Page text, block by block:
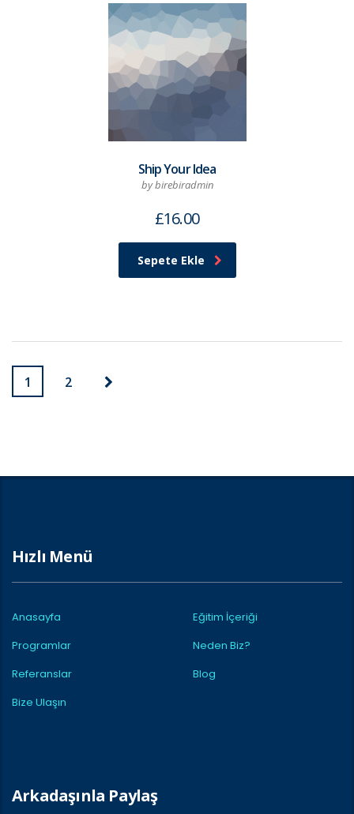
Ship Your Idea
by birebiradmin
£16.00
Sepete Ekle
1 2
Hızlı Menü
Anasayfa
Eğitim İçeriği
Programlar
Neden Biz?
Referanslar
Blog
Bize Ulaşın
Arkadaşınla Paylaş